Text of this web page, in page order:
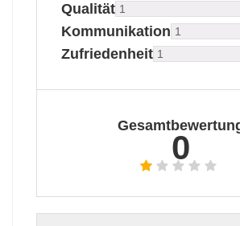
Qualität
Kommunikation
Zufriedenheit
0